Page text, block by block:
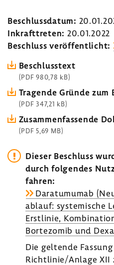
Beschluss­datum:
Inkraft­treten: 20.01.2022
Beschluss veröf­fent­licht:
Beschluss­text
(PDF 980,78 kB)
Tragende Gründe zum
(PDF 347,21 kB)
Zusam­men­fas­sende
(PDF 5,69 MB)
Dieser Beschluss
durch folgendes
fahren:
Dara­tu­mumab
ab­lauf: syste­mi­sche
Erst­linie,
Borte­zomib und
Die geltende
Richtlinie/Anlage XII